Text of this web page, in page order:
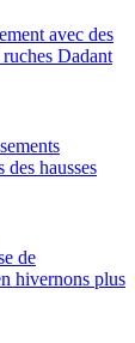
avec des
Dadant
hausses
de
hivernons plus